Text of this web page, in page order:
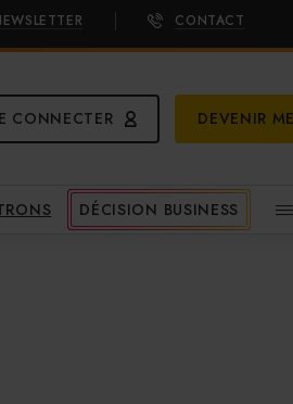
CONTACT
CONNECTER DEVENIR
DÉCISION BUSINESS